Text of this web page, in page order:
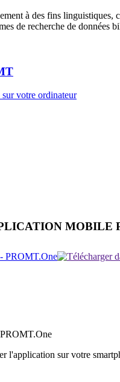
à des fins linguistiques,
de recherche de
votre ordinateur
MOBILE
l'application sur votre